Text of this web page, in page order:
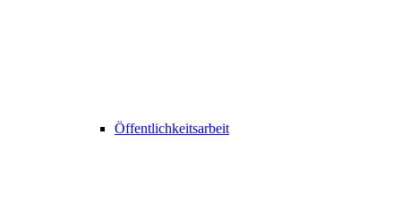
Öffentlichkeitsarbeit